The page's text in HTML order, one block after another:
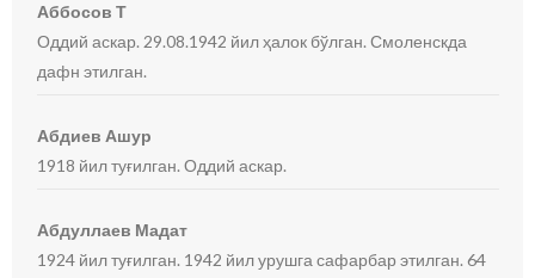
Аббосов Т
Оддий аскар. 29.08.1942 йил ҳалок бўлган. Смоленскда
дафн этилган.
Абдиев Ашур
1918 йил туғилган. Оддий аскар.
Абдуллаев Мадат
1924 йил туғилган. 1942 йил урушга сафарбар этилган. 64